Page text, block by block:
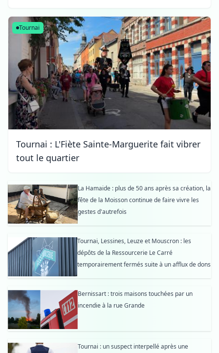
Tournai
Tournai : L'Fiète Sainte-Marguerite fait vibrer
tout le quartier
La Hamaide : plus de 50 ans après sa création, la
fête de la Moisson continue de faire vivre les
gestes d'autrefois
Tournai, Lessines, Leuze et Mouscron : les
dépôts de la Ressourcerie Le Carré
temporairement fermés suite à un afflux de dons
Bernissart : trois maisons touchées par un
incendie à la rue Grande
Tournai : un suspect interpellé après une